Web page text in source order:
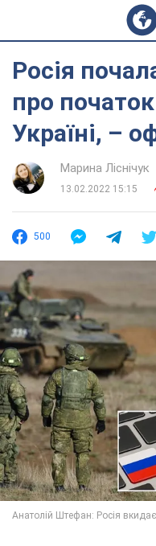
Росія
про
Україні, –
Марина Ліснічук
13.02.2022 15:15
500